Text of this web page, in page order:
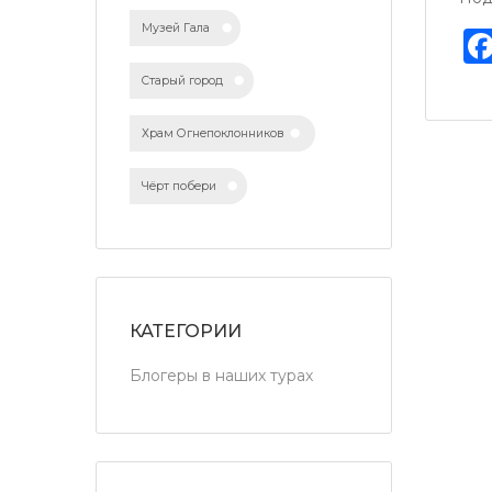
Музей Гала
Старый город
Храм Огнепоклонников
Чёрт побери
КАТЕГОРИИ
Блогеры в наших турах